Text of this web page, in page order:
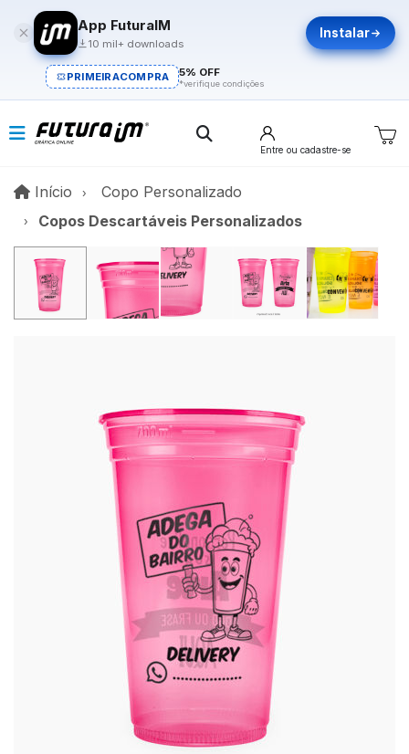
App FuturaIM
10 mil+ downloads
Instalar
PRIMEIRACOMPRA 5% OFF
*verifique condições
Entre ou cadastre-se
Início InícioCopo Personalizado
Copos Descartáveis Personalizados